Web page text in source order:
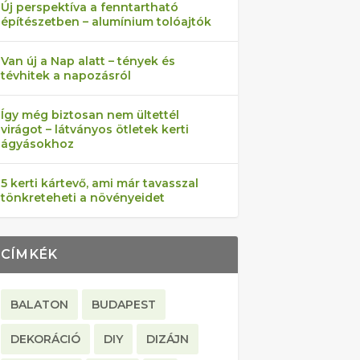
Új perspektíva a fenntartható
építészetben – alumínium tolóajtók
Van új a Nap alatt – tények és
tévhitek a napozásról
Így még biztosan nem ültettél
virágot – látványos ötletek kerti
ágyásokhoz
5 kerti kártevő, ami már tavasszal
tönkreteheti a növényeidet
CÍMKÉK
BALATON BUDAPEST
DEKORÁCIÓ DIY DIZÁJN